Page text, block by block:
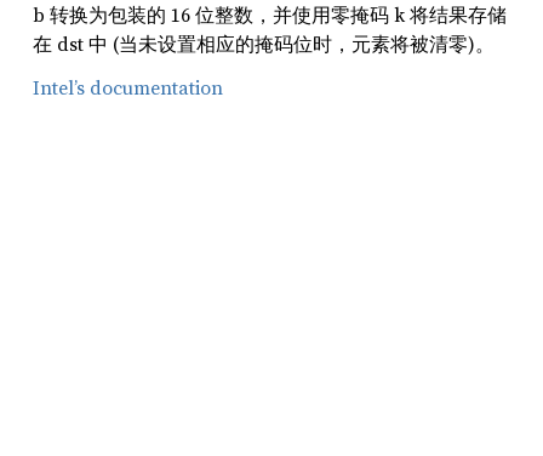
b 转换为包装的 16 位整数，并使用零掩码 k 将结果存储
在 dst 中 (当未设置相应的掩码位时，元素将被清零)。
Intel’s documentation